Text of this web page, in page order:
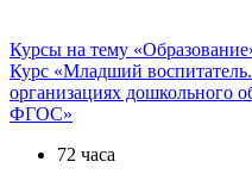
Курсы на тему
Курс «Младший воспитатель.
организациях дошкольного
ФГОС»
72 часа